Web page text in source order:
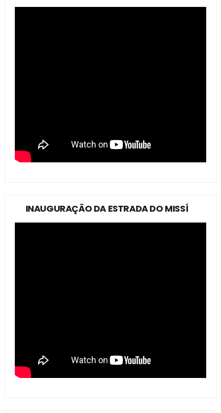
INAUGURAÇÃO DA ESTRADA DO MISSÍ